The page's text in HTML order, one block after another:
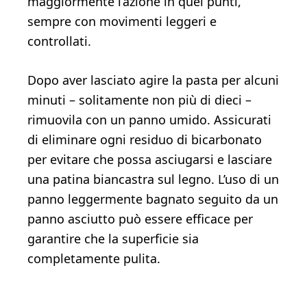
sempre con movimenti leggeri e
controllati.
Dopo aver lasciato agire la pasta per alcuni
minuti – solitamente non più di dieci –
rimuovila con un panno umido. Assicurati
di eliminare ogni residuo di bicarbonato
per evitare che possa asciugarsi e lasciare
una patina biancastra sul legno. L’uso di un
panno leggermente bagnato seguito da un
panno asciutto può essere efficace per
garantire che la superficie sia
completamente pulita.